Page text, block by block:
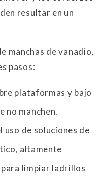
resultar en un
manchas de vanadio,
pasos:
plataformas y bajo
no manchen.
uso de soluciones de
altamente
limpiar ladrillos